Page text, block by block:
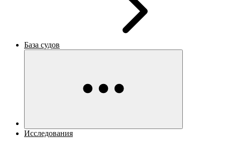
База судов
Исследования